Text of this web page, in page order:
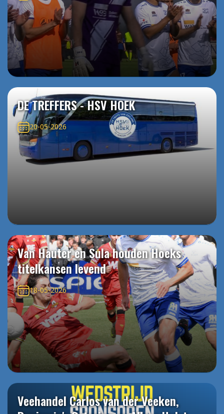
DE TREFFERS - HSV HOEK
20-05-2026
Van Hauter en Sula houden Hoeks
titelkansen levend
18-05-2026
Veehandel Carlos van der Veeken,